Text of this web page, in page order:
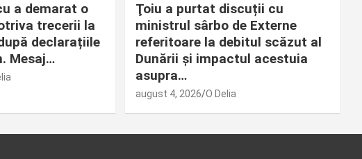
a demarat o
trecerii la
declarațiile
Mesaj…
Ţoiu a purtat discuții cu
ministrul sârbo de Externe
referitoare la debitul scăzut al
Dunării și impactul acestuia
asupra…
august 4, 2026 O Delia